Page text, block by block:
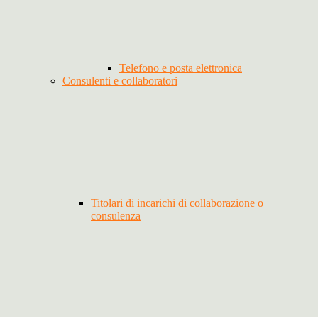
Telefono e posta elettronica
Consulenti e collaboratori
Titolari di incarichi di collaborazione o
consulenza